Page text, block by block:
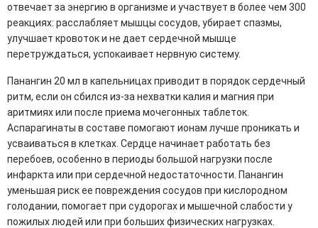
отвечает за энергию в организме и участвует в более чем 300
реакциях: расслабляет мышцы сосудов, убирает спазмы,
улучшает кровоток и не дает сердечной мышце
перетруждаться, успокаивает нервную систему.
Панангин 20 мл в капельницах приводит в порядок сердечный
ритм, если он сбился из-за нехватки калия и магния при
аритмиях или после приема мочегонных таблеток.
Аспарагинаты в составе помогают ионам лучше проникать и
усваиваться в клетках. Сердце начинает работать без
перебоев, особенно в периоды большой нагрузки после
инфаркта или при сердечной недостаточности. Панангин
уменьшая риск ее повреждения сосудов при кислородном
голодании, помогает при судорогах и мышечной слабости у
пожилых людей или при больших физических нагрузках.